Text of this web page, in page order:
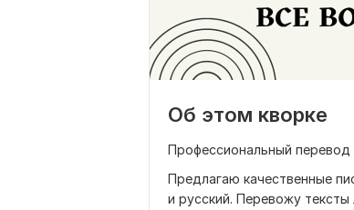
Об этом кворке
Профессиональный перевод
Предлагаю качественные
и русский. Перевожу